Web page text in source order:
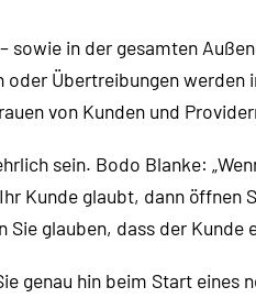
sowie in der gesamten
Übertreibungen werden
von Kunden und
sein. Bodo Blanke:
Kunde glaubt, dann öffnen
glauben, dass der Kunde
genau hin beim Start eines